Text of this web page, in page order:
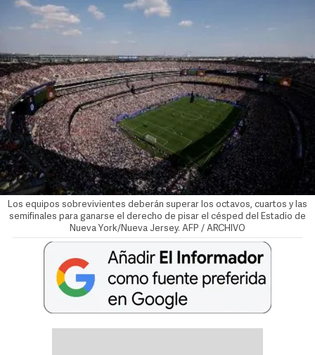
Los equipos sobrevivientes deberán superar los octavos, cuartos y las
semifinales para ganarse el derecho de pisar el césped del Estadio de
Nueva York/Nueva Jersey. AFP / ARCHIVO